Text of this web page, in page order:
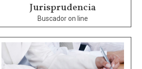
Jurisprudencia
Buscador on line